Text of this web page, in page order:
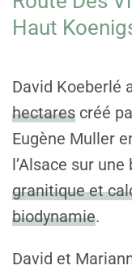
Haut
David Koeberlé
hectares créé
Eugène Muller
l’Alsace sur
granitique et
biodynamie.
David et